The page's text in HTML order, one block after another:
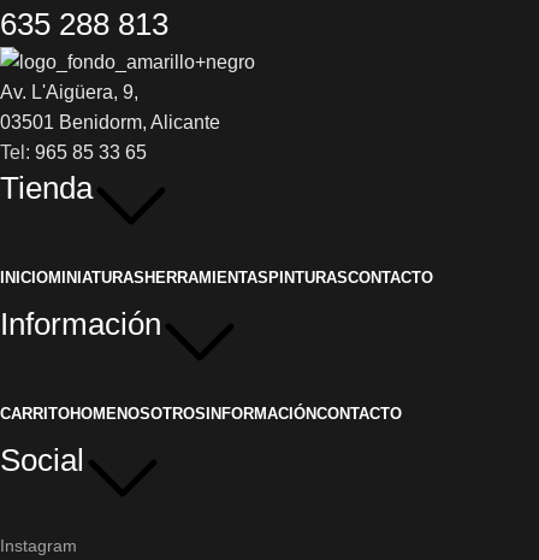
635 288 813
Av. L'Aigüera, 9,
03501 Benidorm, Alicante
Tel: 965 85 33 65
Tienda
INICIOMINIATURAS HERRAMIENTAS PINTURASCONTACTO
Información
CARRITOHOME NOSOTROS INFORMACIÓNCONTACTO
Social
Instagram